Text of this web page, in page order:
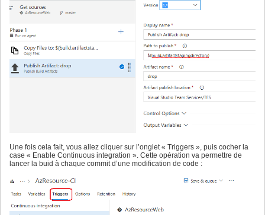
Une fois cela fait, vous allez cliquer sur l’onglet « Triggers », puis cocher la
case « Enable Continuous integration ». Cette opération va permettre de
lancer la buid à chaque commit d’une modification de code :